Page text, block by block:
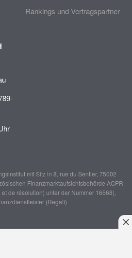
Rankings und Vertragspartner
mit Sitz in 8, rue du Sentier, 75002
Finanzmarktaufsichtsbehörde ACPR
de résolution) unter der Nummer 16568),
(Regafi)